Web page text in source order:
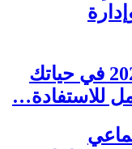
الذكاء الاصطناعي 2025 في حياتك
للاستفادة…